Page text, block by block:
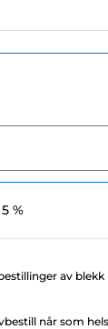
%
av
når som